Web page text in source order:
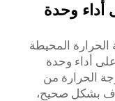
أداء وحدة
الحرارة المحيطة
أداء وحدة
الحرارة من
بشكل صحيح،